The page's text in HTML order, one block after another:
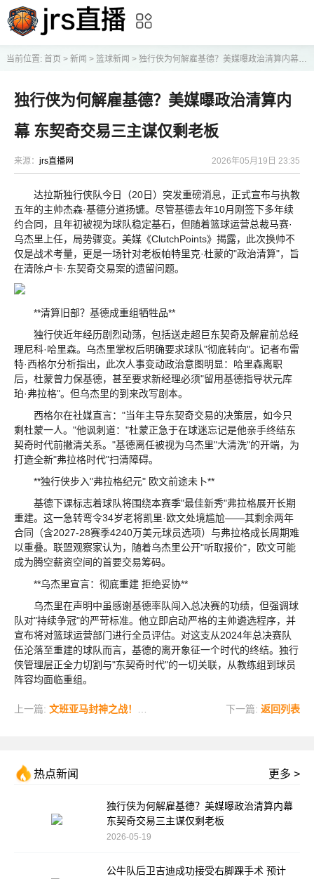
当前位置: 首页 > 新闻 > 篮球新闻 > 独行侠为何解雇基德？美媒曝政治清算内幕 东契奇交易三主谋仅剩老板
独行侠为何解雇基德？美媒曝政治清算内
幕 东契奇交易三主谋仅剩老板
来源： jrs直播网 2026年05月19日 23:35
达拉斯独行侠队今日（20日）突发重磅消息，正式宣布与执教
五年的主帅杰森·基德分道扬镳。尽管基德去年10月刚签下多年续
约合同，且年初被视为球队稳定基石，但随着篮球运营总裁马赛·
乌杰里上任，局势骤变。美媒《ClutchPoints》揭露，此次换帅不
仅是战术考量，更是一场针对老板帕特里克·杜蒙的"政治清算"，旨
在清除卢卡·东契奇交易案的遗留问题。
**清算旧部？基德成重组牺牲品**
独行侠近年经历剧烈动荡，包括送走超巨东契奇及解雇前总经
理尼科·哈里森。乌杰里掌权后明确要求球队"彻底转向"。记者布雷
特·西格尔分析指出，此次人事变动政治意图明显：哈里森离职
后，杜蒙曾力保基德，甚至要求新经理必须"留用基德指导状元库
珀·弗拉格"。但乌杰里的到来改写剧本。
西格尔在社媒直言："当年主导东契奇交易的决策层，如今只
剩杜蒙一人。"他讽刺道："杜蒙正急于在球迷忘记是他亲手终结东
契奇时代前撇清关系。"基德离任被视为乌杰里"大清洗"的开端，为
打造全新"弗拉格时代"扫清障碍。
**独行侠步入"弗拉格纪元" 欧文前途未卜**
基德下课标志着球队将围绕本赛季"最佳新秀"弗拉格展开长期
重建。这一急转弯令34岁老将凯里·欧文处境尴尬——其剩余两年
合同（含2027-28赛季4240万美元球员选项）与弗拉格成长周期难
以重叠。联盟观察家认为，随着乌杰里公开"听取报价"，欧文可能
成为腾空薪资空间的首要交易筹码。
**乌杰里宣言：彻底重建 拒绝妥协**
乌杰里在声明中虽感谢基德率队闯入总决赛的功绩，但强调球
队对"持续争冠"的严苛标准。他立即启动严格的主帅遴选程序，并
宣布将对篮球运营部门进行全员评估。对这支从2024年总决赛队
伍沦落至重建的球队而言，基德的离开象征一个时代的终结。独行
侠管理层正全力切割与"东契奇时代"的一切关联，从教练组到球员
阵容均面临重组。
上一篇: 文班亚马封神之战！单场41+24创纪录 球迷惊呼：20年未见如此怪物 下一篇: 返回列表
热点新闻 更多 >
独行侠为何解雇基德？美媒曝政治清算内幕
东契奇交易三主谋仅剩老板
2026-05-19
公牛队后卫吉迪成功接受右脚踝手术 预计